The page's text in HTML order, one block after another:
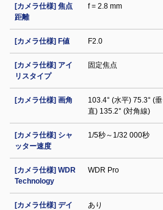
[カメラ仕様] 焦点
距離
f = 2.8 mm
[カメラ仕様] F値 F2.0
[カメラ仕様] アイ
リスタイプ
固定焦点
[カメラ仕様] 画角
103.4° (水平) 75.3° (垂
直) 135.2° (対角線)
[カメラ仕様] シャ
ッター速度
1/5秒～1/32 000秒
[カメラ仕様] WDR
Technology
WDR Pro
[カメラ仕様] デイ
あり